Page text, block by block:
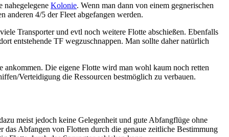
nahegelegene Kolonie. Wenn man dann von einem gegnerischen
anderen 4/5 der Fleet abgefangen werden.
viele Transporter und evtl noch weitere Flotte abschießen. Ebenfalls
entstehende TF wegzuschnappen. Man sollte daher natürlich
ankommen. Die eigene Flotte wird man wohl kaum noch retten
Verteidigung die Ressourcen bestmöglich zu verbauen.
meist jedoch keine Gelegenheit und gute Abfangflüge ohne
das Abfangen von Flotten durch die genaue zeitliche Bestimmung